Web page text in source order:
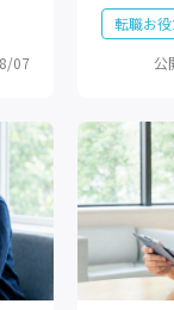
07
転職お
公